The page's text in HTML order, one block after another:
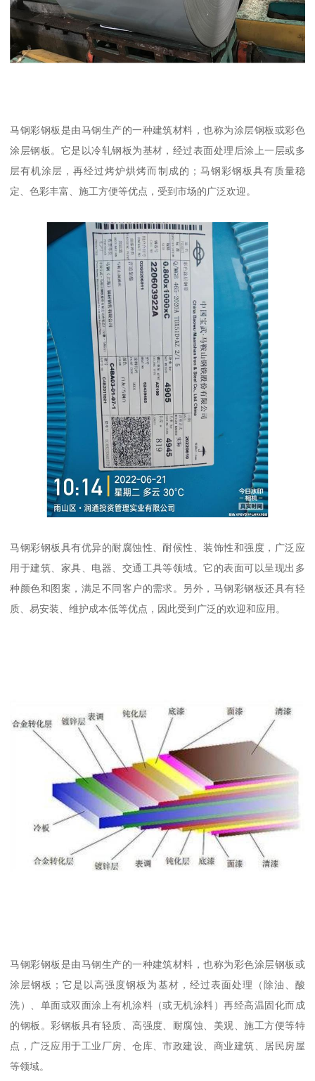
马钢彩钢板是由马钢生产的一种建筑材料，也称为涂层钢板或彩色
涂层钢板。它是以冷轧钢板为基材，经过表面处理后涂上一层或多
层有机涂层，再经过烤炉烘烤而制成的；马钢彩钢板具有质量稳
定、色彩丰富、施工方便等优点，受到市场的广泛欢迎。
马钢彩钢板具有优异的耐腐蚀性、耐候性、装饰性和强度，广泛应
用于建筑、家具、电器、交通工具等领域。它的表面可以呈现出多
种颜色和图案，满足不同客户的需求。另外，马钢彩钢板还具有轻
质、易安装、维护成本低等优点，因此受到广泛的欢迎和应用。
马钢彩钢板是由马钢生产的一种建筑材料，也称为彩色涂层钢板或
涂层钢板；它是以高强度钢板为基材，经过表面处理（除油、酸
洗）、单面或双面涂上有机涂料（或无机涂料）再经高温固化而成
的钢板。彩钢板具有轻质、高强度、耐腐蚀、美观、施工方便等特
点，广泛应用于工业厂房、仓库、市政建设、商业建筑、居民房屋
等领域。